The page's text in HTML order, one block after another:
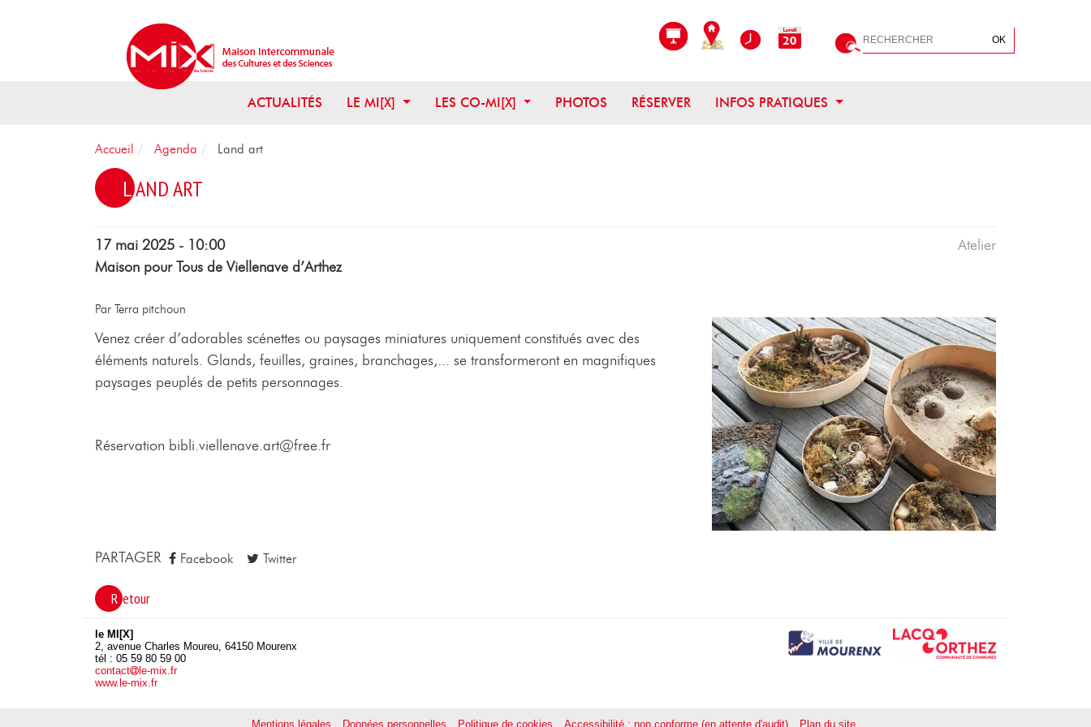
Rechercher
OK
ACTUALITÉS LE MI[X] OUVRIR CE MENU
LES CO-MI[X] OUVRIR CE MENU
PHOTOS RÉSERVER INFOS PRATIQUES OUVRIR CE MENU
Accueil Agenda Land art
LAND ART
17 mai 2025 - 10:00
Maison pour Tous de Viellenave d’Arthez
Atelier
Par Terra pitchoun
Venez créer d’adorables scénettes ou paysages miniatures uniquement constitués avec des
éléments naturels. Glands, feuilles, graines, branchages,... se transformeront en magnifiques
paysages peuplés de petits personnages.
Réservation bibli.viellenave.art@free.fr
PARTAGER Facebook Twitter
Retour
le MI[X]
2, avenue Charles Moureu, 64150 Mourenx
tél : 05 59 80 59 00
contact
le-mix.fr
www.le-mix.fr
Mentions légales Données personnelles Politique de cookies Accessibilité : non conforme (en attente d'audit) Plan du site